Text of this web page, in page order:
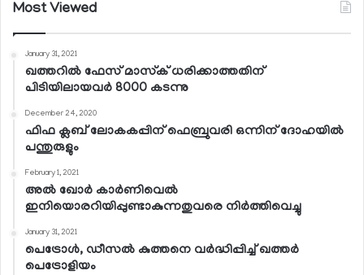
Most Viewed
January 31, 2021
ഖത്തറില്‍ ഫേസ് മാസ്‌ക് ധരിക്കാത്തതിന്
പിടിയിലായവര്‍ 8000 കടന്നു
December 24, 2020
ഫിഫ ക്ലബ് ലോകകപ്പിന് ഫെബ്രുവരി ഒന്നിന് ദോഹയില്‍
പന്തുരുളും
February 1, 2021
അല്‍ ഖോര്‍ കാര്‍ണിവെല്‍
ഇനിയൊരറിയിപ്പുണ്ടാകുന്നതുവരെ നിര്‍ത്തിവെച്ചു
January 31, 2021
പെട്രോള്‍, ഡീസല്‍ കുത്തനെ വര്‍ദ്ധിപ്പിച്ച് ഖത്തര്‍
പെട്രോളിയം